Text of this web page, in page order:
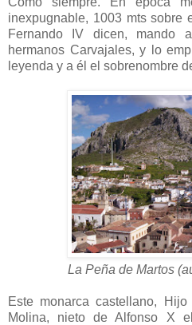
inexpugnable, 1003 mts sobre
Fernando IV dicen, mando
hermanos Carvajales, y lo
leyenda y a él el sobrenombre
La Peña de Martos
Este monarca castellano,
Molina, nieto de Alfonso X